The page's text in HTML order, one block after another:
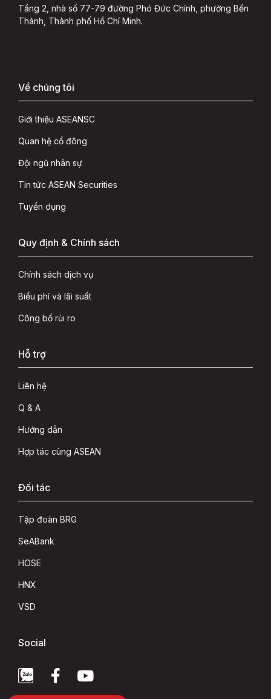
Tầng 2, nhà số 77-79 đường Phó Đức Chính, phường Bến
Thành, Thành phố Hồ Chí Minh.
Về chúng tôi
Giới thiệu ASEANSC
Quan hệ cổ đông
Đội ngũ nhân sự
Tin tức ASEAN Securities
Tuyển dụng
Quy định & Chính sách
Chính sách dịch vụ
Biểu phí và lãi suất
Công bố rủi ro
Hỗ trợ
Liên hệ
Q & A
Hướng dẫn
Hợp tác cùng ASEAN
Đối tác
Tập đoàn BRG
SeABank
HOSE
HNX
VSD
Social